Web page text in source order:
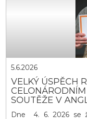
5.6.2026
VELKÝ ÚSPĚCH
SOUTĚŽE V
Dne 4. 6. 2026 se